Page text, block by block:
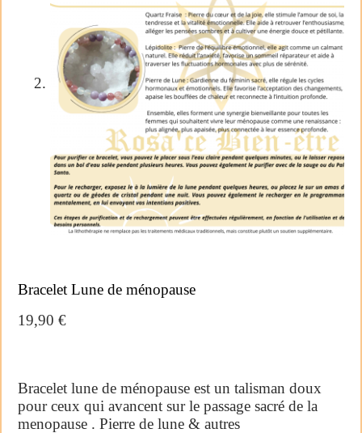
Bracelet Lune de ménopause
19,90 €
Bracelet lune de ménopause est un talisman doux
pour ceux qui avancent sur le passage sacré de la
menopause . Pierre de lune & autres